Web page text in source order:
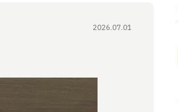
2026.07.01